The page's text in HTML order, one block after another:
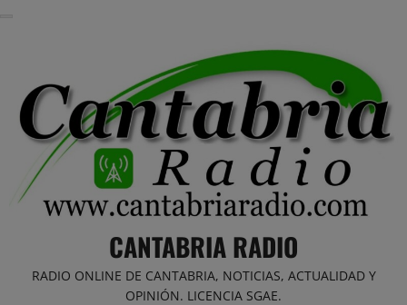
CANTABRIA RADIO
RADIO ONLINE DE CANTABRIA, NOTICIAS, ACTUALIDAD Y
OPINIÓN. LICENCIA SGAE.